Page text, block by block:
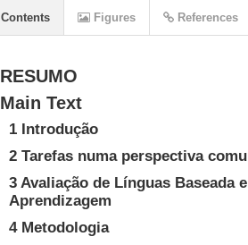
RESUMO
Main Text
1 Introdução
2 Tarefas numa perspectiva
3 Avaliação de Línguas Baseada
Aprendizagem
4 Metodologia
Contents Figures References